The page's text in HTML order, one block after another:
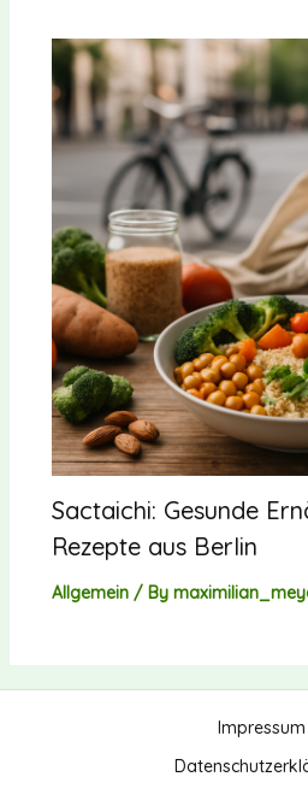
Sactaichi: Gesunde
Rezepte aus Berlin
Allgemein/ By
Impressum